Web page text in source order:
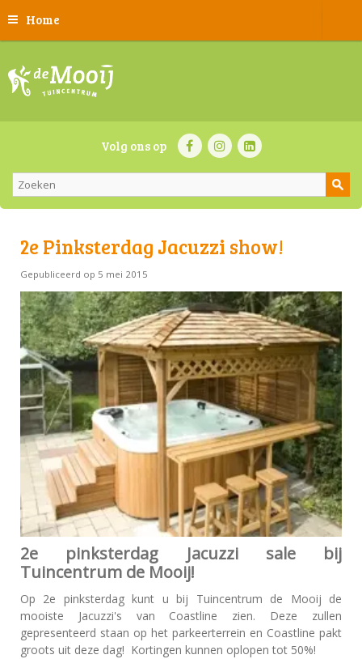
Home
Volg ons op
2e Pinksterdag Jacuzzi show!
Gepubliceerd op 5 mei 2015
2e pinksterdag Jacuzzi sale bij
Tuincentrum de Mooij!
Op 2e pinksterdag kunt u bij Tuincentrum de Mooij de
mooiste Jacuzzi's van Coastline zien. Deze zullen
gepresenteerd staan op het parkeerterrein en Coastline pakt
groots uit deze dag! Kortingen kunnen oplopen tot 50%!